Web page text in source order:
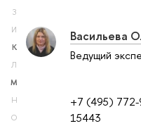
З
И
К
Л
М
Н
О
+7 (495) 772-
15443
Васильева
Ведущий